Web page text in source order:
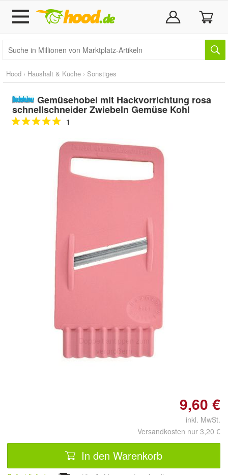
Hood › Haushalt & Küche › Sonstiges
Gemüsehobel mit Hackvorrichtung rosa
schnellschneider Zwiebeln Gemüse Kohl
1
vergrößern
9,60 €
inkl. MwSt.
Versandkosten nur 3,20 €
In den Warenkorb